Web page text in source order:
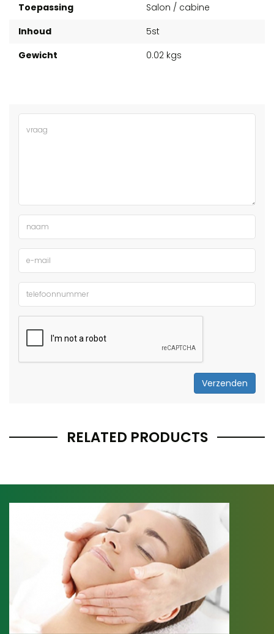
Toepassing
Salon / cabine
Inhoud
5st
Gewicht
0.02 kgs
Verzenden
RELATED PRODUCTS